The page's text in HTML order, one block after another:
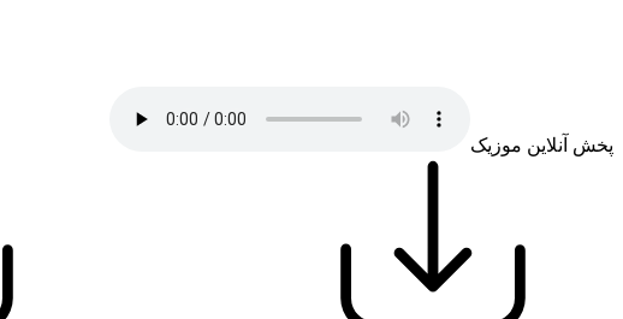
پخش آنلاین موزیک